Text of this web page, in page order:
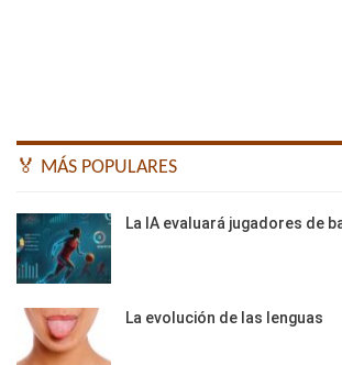
🏅 MÁS POPULARES
La IA evaluará jugadores de
La evolución de las lenguas